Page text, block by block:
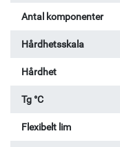
Antal komponenter
Hårdhetsskala
Hårdhet
Tg °C
Flexibelt lim